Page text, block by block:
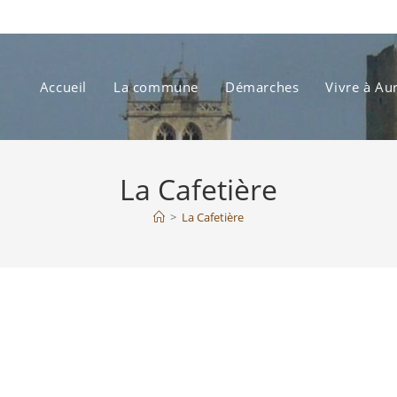
Accueil La commune Démarches Vivre à
La Cafetière
> La Cafetière